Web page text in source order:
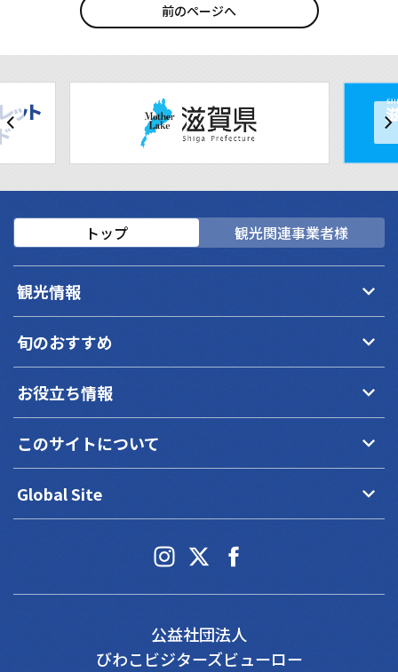
前のページへ
トップ 観光関連事業者様
観光情報 keyboard_arrow_down
旬のおすすめ keyboard_arrow_down
お役立ち情報 keyboard_arrow_down
このサイトについて keyboard_arrow_down
Global Site keyboard_arrow_down
公益社団法人
びわこビジターズビューロー